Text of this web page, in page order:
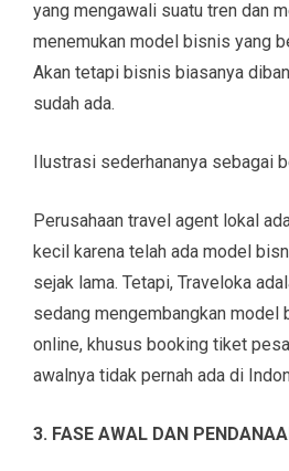
yang mengawali suatu tren dan
menemukan model bisnis yang
Akan tetapi bisnis biasanya
sudah ada.
Ilustrasi sederhananya sebagai
Perusahaan travel agent lokal
kecil karena telah ada model
sejak lama. Tetapi, Traveloka
sedang mengembangkan model
online, khusus booking tiket
awalnya tidak pernah ada di
3. FASE AWAL DAN